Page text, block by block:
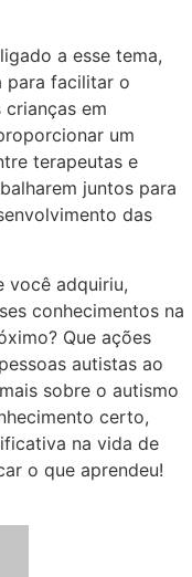
a esse tema,
para facilitar o
em
um
terapeutas e
juntos para
das
você adquiriu,
conhecimentos na
Que ações
autistas ao
sobre o autismo
certo,
na vida de
o que aprendeu!